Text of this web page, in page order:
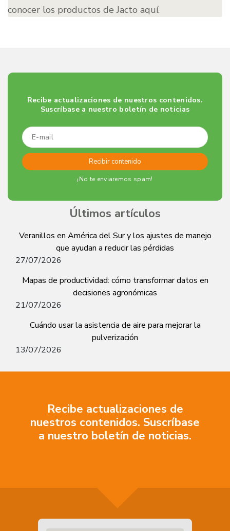
conocer los productos de Jacto aquí.
Recibe actualizaciones de nuestros contenidos.
Suscríbase a nuestro boletín de noticias
¡No te enviaremos spam!
Últimos artículos
Veranillos en América del Sur y los ajustes de manejo
que ayudan a reducir las pérdidas
27/07/2026
Mapas de productividad: cómo transformar datos en
decisiones agronómicas
21/07/2026
Cuándo usar la asistencia de aire para mejorar la
pulverización
13/07/2026
Recibe actualizaciones de
nuestros contenidos. Suscríbase
a nuestro boletín de noticias.